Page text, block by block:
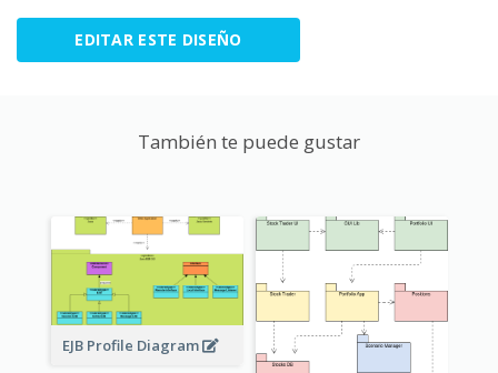
EDITAR ESTE DISEÑO
También te puede gustar
EJB Profile Diagram